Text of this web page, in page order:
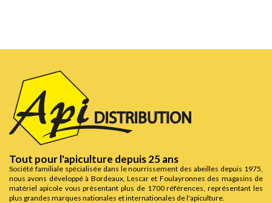
Tout pour l'apiculture depuis 25 ans
Société familiale spécialisée dans le nourrissement des abeilles depuis 1975,
nous avons développé à Bordeaux, Lescar et Foulayronnes des magasins de
matériel apicole vous présentant plus de 1700 références, représentant les
plus grandes marques nationales et internationales de l'apiculture.